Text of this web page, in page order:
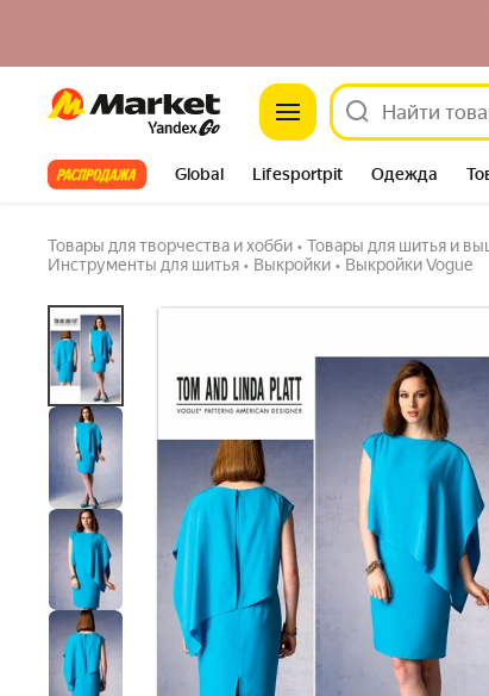
Market
Все хиты Global Lifesportpit Одежда
Товары для творчества и хобби • Товары для шитья и
Инструменты для шитья • Выкройки • Выкройки Vogue
Выкройка VOGUE №1373 Платье
Задать вопрос